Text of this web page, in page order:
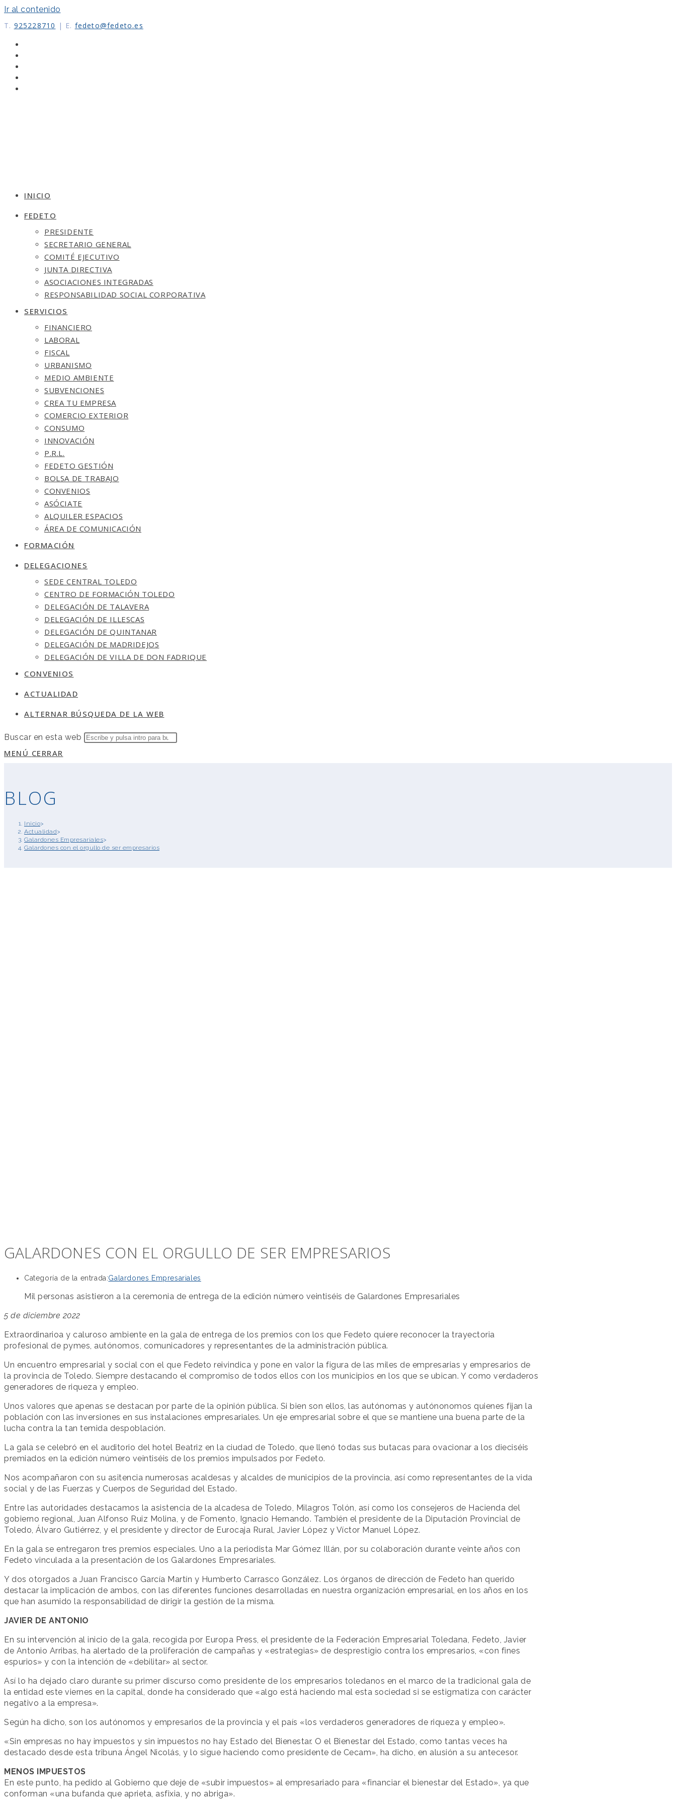
Ir al contenido
T. 925228710 | E. fedeto@fedeto.es
INICIO
FEDETO
PRESIDENTE
SECRETARIO GENERAL
COMITÉ EJECUTIVO
JUNTA DIRECTIVA
ASOCIACIONES INTEGRADAS
RESPONSABILIDAD SOCIAL CORPORATIVA
SERVICIOS
FINANCIERO
LABORAL
FISCAL
URBANISMO
MEDIO AMBIENTE
SUBVENCIONES
CREA TU EMPRESA
COMERCIO EXTERIOR
CONSUMO
INNOVACIÓN
P.R.L.
FEDETO GESTIÓN
BOLSA DE TRABAJO
CONVENIOS
ASÓCIATE
ALQUILER ESPACIOS
ÁREA DE COMUNICACIÓN
FORMACIÓN
DELEGACIONES
SEDE CENTRAL TOLEDO
CENTRO DE FORMACIÓN TOLEDO
DELEGACIÓN DE TALAVERA
DELEGACIÓN DE ILLESCAS
DELEGACIÓN DE QUINTANAR
DELEGACIÓN DE MADRIDEJOS
DELEGACIÓN DE VILLA DE DON FADRIQUE
CONVENIOS
ACTUALIDAD
ALTERNAR BÚSQUEDA DE LA WEB
Buscar en esta web
MENÚ CERRAR
BLOG
Inicio>
Actualidad>
Galardones Empresariales>
Galardones con el orgullo de ser empresarios
GALARDONES CON EL ORGULLO DE SER EMPRESARIOS
Categoría de la entrada:Galardones Empresariales
Mil personas asistieron a la ceremonia de entrega de la edición número veintiséis de Galardones Empresariales
5 de diciembre 2022
Extraordinarioa y caluroso ambiente en la gala de entrega de los premios con los que Fedeto quiere reconocer la trayectoria
profesional de pymes, autónomos, comunicadores y representantes de la administración pública.
Un encuentro empresarial y social con el que Fedeto reivindica y pone en valor la figura de las miles de empresarias y empresarios de
la provincia de Toledo. Siempre destacando el compromiso de todos ellos con los municipios en los que se ubican. Y como verdaderos
generadores de riqueza y empleo.
Unos valores que apenas se destacan por parte de la opinión pública. Si bien son ellos, las autónomas y autónonomos quienes fijan la
población con las inversiones en sus instalaciones empresariales. Un eje empresarial sobre el que se mantiene una buena parte de la
lucha contra la tan temida despoblación.
La gala se celebró en el auditorio del hotel Beatriz en la ciudad de Toledo, que llenó todas sus butacas para ovacionar a los dieciséis
premiados en la edición número veintiséis de los premios impulsados por Fedeto.
Nos acompañaron con su asitencia numerosas acaldesas y alcaldes de municipios de la provincia, así como representantes de la vida
social y de las Fuerzas y Cuerpos de Seguridad del Estado.
Entre las autoridades destacamos la asistencia de la alcadesa de Toledo, Milagros Tolón, así como los consejeros de Hacienda del
gobierno regional, Juan Alfonso Ruiz Molina, y de Fomento, Ignacio Hernando. También el presidente de la Diputación Provincial de
Toledo, Álvaro Gutiérrez, y el presidente y director de Eurocaja Rural, Javier López y Víctor Manuel López.
En la gala se entregaron tres premios especiales. Uno a la periodista Mar Gómez Illán, por su colaboración durante veinte años con
Fedeto vinculada a la presentación de los Galardones Empresariales.
Y dos otorgados a Juan Francisco García Martín y Humberto Carrasco González. Los órganos de dirección de Fedeto han querido
destacar la implicación de ambos, con las diferentes funciones desarrolladas en nuestra organización empresarial, en los años en los
que han asumido la responsabilidad de dirigir la gestión de la misma.
JAVIER DE ANTONIO
En su intervención al inicio de la gala, recogida por Europa Press, el presidente de la Federación Empresarial Toledana, Fedeto, Javier
de Antonio Arribas, ha alertado de la proliferación de campañas y «estrategias» de desprestigio contra los empresarios, «con fines
espurios» y con la intención de «debilitar» al sector.
Así lo ha dejado claro durante su primer discurso como presidente de los empresarios toledanos en el marco de la tradicional gala de
la entidad este viernes en la capital, donde ha considerado que «algo está haciendo mal esta sociedad si se estigmatiza con carácter
negativo a la empresa».
Según ha dicho, son los autónomos y empresarios de la provincia y el país «los verdaderos generadores de riqueza y empleo».
«Sin empresas no hay impuestos y sin impuestos no hay Estado del Bienestar. O el Bienestar del Estado, como tantas veces ha
destacado desde esta tribuna Ángel Nicolás, y lo sigue haciendo como presidente de Cecam», ha dicho, en alusión a su antecesor.
MENOS IMPUESTOS
En este punto, ha pedido al Gobierno que deje de «subir impuestos» al empresariado para «financiar el bienestar del Estado», ya que
conforman «una bufanda que aprieta, asfixia, y no abriga».